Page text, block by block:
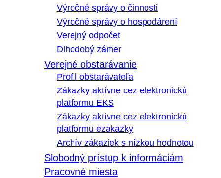
Výročné správy o činnosti
Výročné správy o hospodárení
Verejný odpočet
Dlhodobý zámer
Verejné obstarávanie
Profil obstarávateľa
Zákazky aktívne cez elektronickú
platformu EKS
Zákazky aktívne cez elektronickú
platformu ezakazky
Archív zákaziek s nízkou hodnotou
Slobodný prístup k informáciám
Pracovné miesta